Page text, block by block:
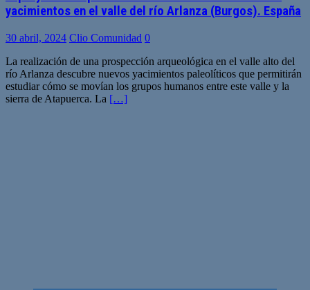
yacimientos en el valle del río Arlanza (Burgos). España
30 abril, 2024 Clio Comunidad 0
La realización de una prospección arqueológica en el valle alto del
río Arlanza descubre nuevos yacimientos paleolíticos que permitirán
estudiar cómo se movían los grupos humanos entre este valle y la
sierra de Atapuerca. La […]